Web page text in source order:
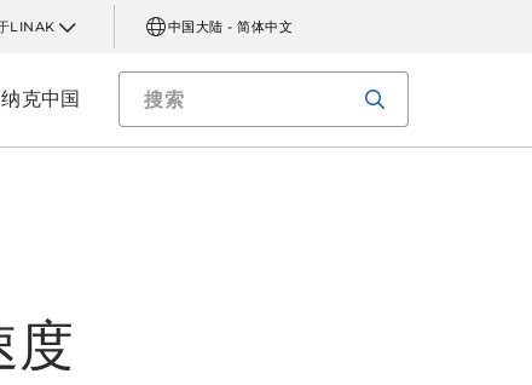
LINAK 中国大陆 - 简体中文
克中国
度